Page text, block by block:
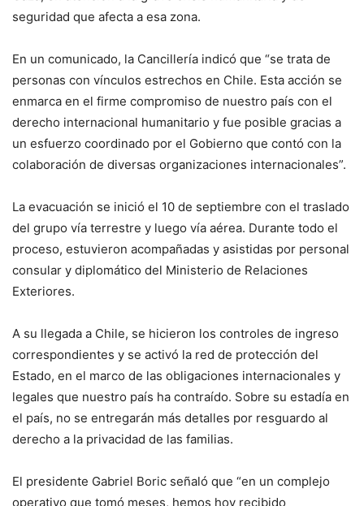
seguridad que afecta a esa zona.
En un comunicado, la Cancillería indicó que “se trata de
personas con vínculos estrechos en Chile. Esta acción se
enmarca en el firme compromiso de nuestro país con el
derecho internacional humanitario y fue posible gracias a
un esfuerzo coordinado por el Gobierno que contó con la
colaboración de diversas organizaciones internacionales”.
La evacuación se inició el 10 de septiembre con el traslado
del grupo vía terrestre y luego vía aérea. Durante todo el
proceso, estuvieron acompañadas y asistidas por personal
consular y diplomático del Ministerio de Relaciones
Exteriores.
A su llegada a Chile, se hicieron los controles de ingreso
correspondientes y se activó la red de protección del
Estado, en el marco de las obligaciones internacionales y
legales que nuestro país ha contraído. Sobre su estadía en
el país, no se entregarán más detalles por resguardo al
derecho a la privacidad de las familias.
El presidente Gabriel Boric señaló que “en un complejo
operativo que tomó meses, hemos hoy recibido